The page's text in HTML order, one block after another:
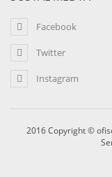
Facebook
Twitter
Instagram
2016 Copyright ©